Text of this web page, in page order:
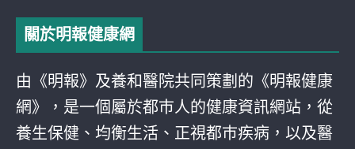
關於明報健康網
由《明報》及養和醫院共同策劃的《明報健康
網》，是一個屬於都巿人的健康資訊網站，從
養生保健、均衡生活、正視都巿疾病，以及醫